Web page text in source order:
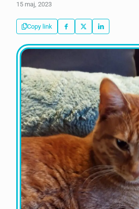
15 maj, 2023
Copy link